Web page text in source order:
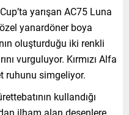
yarışan AC75 Luna
yanardöner boya
oluşturduğu iki renkli
vurguluyor. Kırmızı Alfa
ruhunu simgeliyor.
kullandığı
ilham alan desenlere